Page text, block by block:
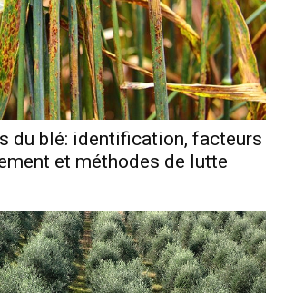
du blé: identification, facteurs
et méthodes de lutte